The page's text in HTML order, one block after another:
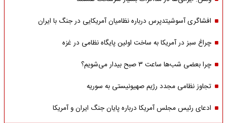
افشاگری آسوشیتدپرس درباره نظامیان آمریکایی در جنگ با ایران
چراغ سبز در آمریکا به ساخت اولین پایگاه نظامی در غزه
چرا بعضی شب‌ها ساعت ۳ صبح بیدار می‌شویم؟
تجاوز نظامی مجدد رژیم صهیونیستی به سوریه
ادعای رئیس مجلس آمریکا درباره پایان جنگ ایران و آمریکا